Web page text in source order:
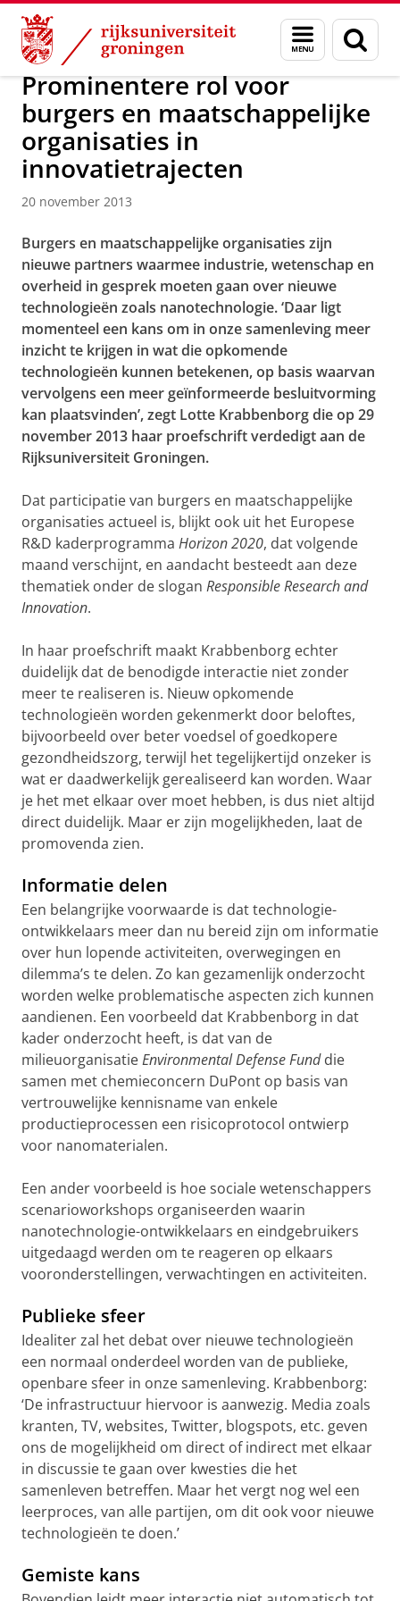
Skip
Content
Skip
Navigation
Menu
en
zoeken
Over ons Actueel Nieuws Nieuwsberichten
Prominentere rol voor
burgers en maatschappelijke
organisaties in
innovatietrajecten
20 november 2013
Burgers en maatschappelijke organisaties zijn
nieuwe partners waarmee industrie, wetenschap en
overheid in gesprek moeten gaan over nieuwe
technologieën zoals nanotechnologie. ‘Daar ligt
momenteel een kans om in onze samenleving meer
inzicht te krijgen in wat die opkomende
technologieën kunnen betekenen, op basis waarvan
vervolgens een meer geïnformeerde besluitvorming
kan plaatsvinden’, zegt Lotte Krabbenborg die op 29
november 2013 haar proefschrift verdedigt aan de
Rijksuniversiteit Groningen.
Dat participatie van burgers en maatschappelijke
organisaties actueel is, blijkt ook uit het Europese
R&D kaderprogramma Horizon 2020, dat volgende
maand verschijnt, en aandacht besteedt aan deze
thematiek onder de slogan Responsible Research and
Innovation.
In haar proefschrift maakt Krabbenborg echter
duidelijk dat de benodigde interactie niet zonder
meer te realiseren is. Nieuw opkomende
technologieën worden gekenmerkt door beloftes,
bijvoorbeeld over beter voedsel of goedkopere
gezondheidszorg, terwijl het tegelijkertijd onzeker is
wat er daadwerkelijk gerealiseerd kan worden. Waar
je het met elkaar over moet hebben, is dus niet altijd
direct duidelijk. Maar er zijn mogelijkheden, laat de
promovenda zien.
Informatie delen
Een belangrijke voorwaarde is dat technologie-
ontwikkelaars meer dan nu bereid zijn om informatie
over hun lopende activiteiten, overwegingen en
dilemma’s te delen. Zo kan gezamenlijk onderzocht
worden welke problematische aspecten zich kunnen
aandienen. Een voorbeeld dat Krabbenborg in dat
kader onderzocht heeft, is dat van de
milieuorganisatieEnvironmental Defense Funddie
samen met chemieconcern DuPont op basis van
vertrouwelijke kennisname van enkele
productieprocessen een risicoprotocol ontwierp
voor nanomaterialen.
Een ander voorbeeld is hoe sociale wetenschappers
scenarioworkshops organiseerden waarin
nanotechnologie-ontwikkelaars en eindgebruikers
uitgedaagd werden om te reageren op elkaars
vooronderstellingen, verwachtingen en activiteiten.
Publieke sfeer
Idealiter zal het debat over nieuwe technologieën
een normaal onderdeel worden van de publieke,
openbare sfeer in onze samenleving. Krabbenborg:
‘De infrastructuur hiervoor is aanwezig. Media zoals
kranten, TV, websites, Twitter, blogspots, etc. geven
ons de mogelijkheid om direct of indirect met elkaar
in discussie te gaan over kwesties die het
samenleven betreffen. Maar het vergt nog wel een
leerproces, van alle partijen, om dit ook voor nieuwe
technologieën te doen.’
Gemiste kans